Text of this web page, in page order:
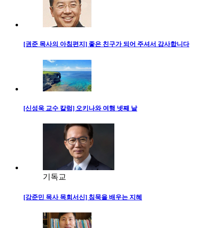
[권준 목사의 아침편지] 좋은 친구가 되어 주셔서 감사합니다
[신성욱 교수 칼럼] 오키나와 여행 넷째 날
기독교
[강준민 목사 목회서신] 침묵을 배우는 지혜